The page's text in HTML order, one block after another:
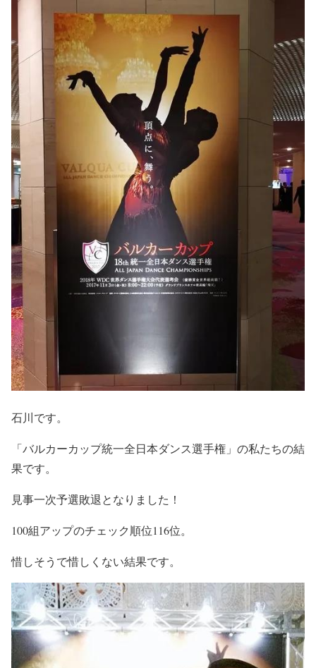
石川です。
「バルカーカップ統一全日本ダンス選手権」の私たちの結
果です。
見事一次予選敗退となりました！
100組アップのチェック順位116位。
惜しそうで惜しくない結果です。